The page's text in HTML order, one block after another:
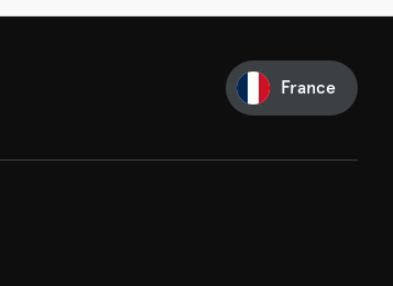
France